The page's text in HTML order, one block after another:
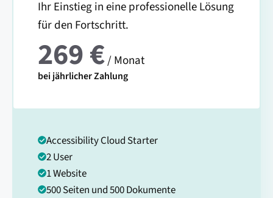
Ihr Einstieg in eine professionelle Lösung
für den Fortschritt.
269 €/ Monat
bei jährlicher Zahlung
Accessibility Cloud Starter
2 User
1 Website
500 Seiten und 500 Dokumente